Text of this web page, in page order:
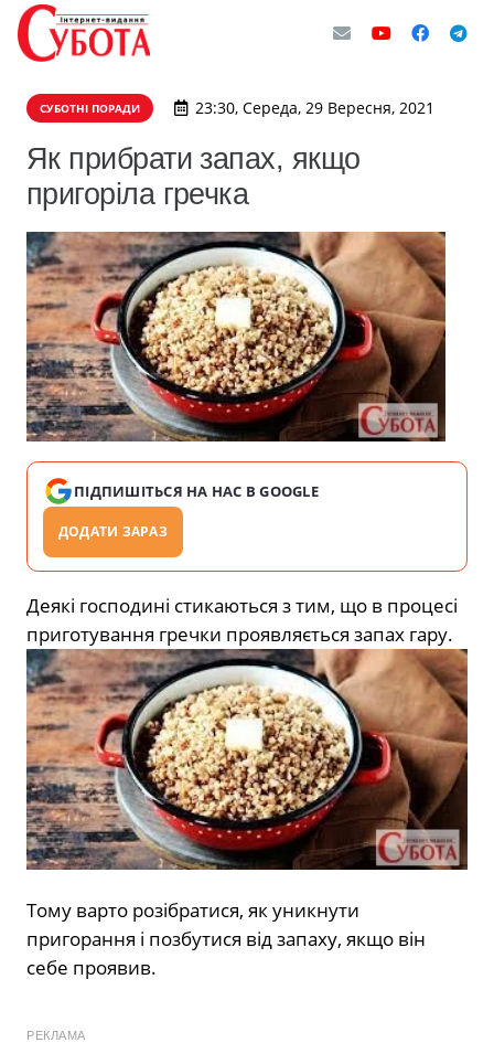
СУБОТНІ ПОРАДИ 23:30, Середа, 29 Вересня, 2021
Як прибрати запах, якщо
пригоріла гречка
ПІДПИШІТЬСЯ НА НАС В GOOGLE
ДОДАТИ ЗАРАЗ
Деякі господині стикаються з тим, що в процесі
приготування гречки проявляється запах гару.
Тому варто розібратися, як уникнути
пригорання і позбутися від запаху, якщо він
себе проявив.
РЕКЛАМА